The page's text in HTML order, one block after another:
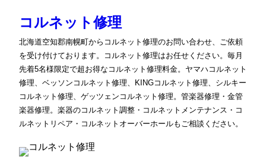
コルネット修理
北海道空知郡南幌町からコルネット修理のお問い合わせ、ご依頼
を受け付けております。コルネット修理はお任せください。毎月
先着5名様限定で超お得なコルネット修理料金。ヤマハコルネット
修理、ベッソンコルネット修理、KINGコルネット修理、シルキー
コルネット修理、ゲッツェンコルネット修理。管楽器修理・金管
楽器修理。楽器のコルネット調整・コルネットメンテナンス・コ
ルネットリペア・コルネットオーバーホールもご相談ください。